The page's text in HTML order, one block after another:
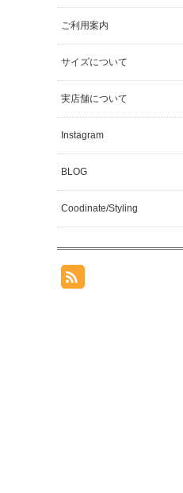
ご利用案内
サイズについて
実店舗について
Instagram
BLOG
Coodinate/Styling